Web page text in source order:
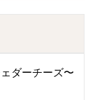
ダーチーズ〜